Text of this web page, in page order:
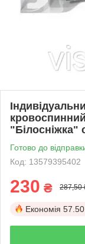
"Білосніжка"
Готово до
Код: 13579395402
230 ₴ 287,50
Економія